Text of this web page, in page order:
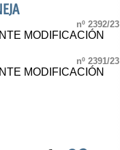
nº 2392/23
MODIFICACIÓN
nº 2391/23
MODIFICACIÓN